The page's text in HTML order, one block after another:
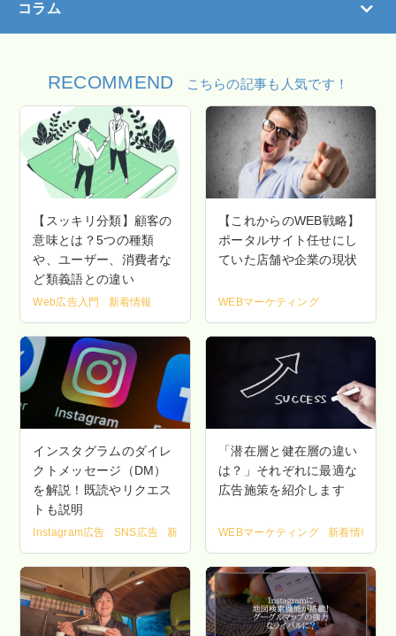
コラム
RECOMMEND こちらの記事も人気です！
【スッキリ分類】顧客の
意味とは？5つの種類
や、ユーザー、消費者な
ど類義語との違い
Web広告入門 新着情報
【これからのWEB戦略】
ポータルサイト任せにし
ていた店舗や企業の現状
WEBマーケティング
インスタグラムのダイレ
クトメッセージ（DM）
を解説！既読やリクエス
トも説明
Instagram広告 SNS広告 新着情報
「潜在層と健在層の違い
は？」それぞれに最適な
広告施策を紹介します
WEBマーケティング 新着情報